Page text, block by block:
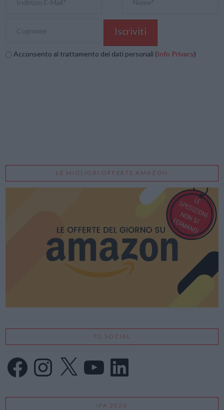
Acconsento al trattamento dei dati personali (Info Privacy)
LE MIGLIORI OFFERTE AMAZON
TG SOCIAL
FacebookInstagram
X LinkedIn
IFA 2026